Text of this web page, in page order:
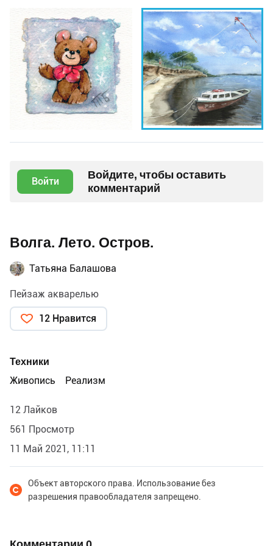
Войти
Войдите, чтобы оставить
комментарий
Волга. Лето. Остров.
Татьяна Балашова
Пейзаж акварелью
12 Нравится
Техники
Живопись
Реализм
12 Лайков
561 Просмотр
11 Май 2021, 11:11
Объект авторского права. Использование без
разрешения правообладателя запрещено.